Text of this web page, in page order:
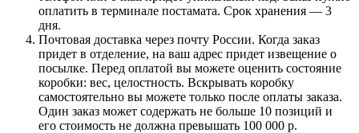
оплатить в терминале постамата. Срок хранения — 3
дня.
Почтовая доставка через почту России. Когда заказ
придет в отделение, на ваш адрес придет извещение о
посылке. Перед оплатой вы можете оценить состояние
коробки: вес, целостность. Вскрывать коробку
самостоятельно вы можете только после оплаты заказа.
Один заказ может содержать не больше 10 позиций и
его стоимость не должна превышать 100 000 р.